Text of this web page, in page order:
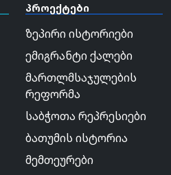
პროექტები
ზეპირი ისტორიები
ემიგრანტი ქალები
მართლმსაჯულების
რეფორმა
საბჭოთა რეპრესიები
ბათუმის ისტორია
მემთეურები